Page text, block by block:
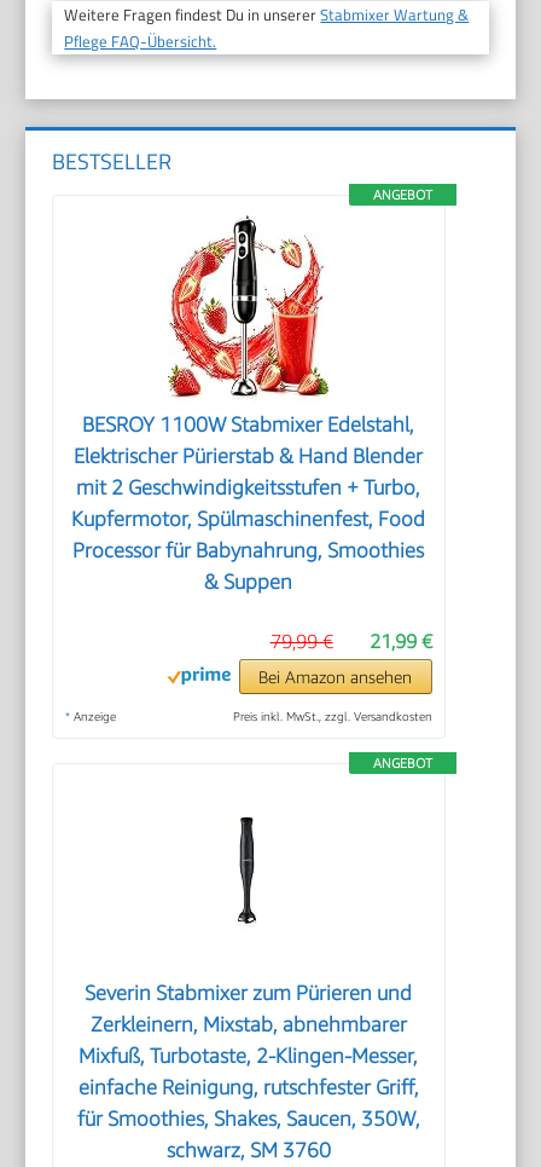
Weitere Fragen findest Du in unsererStabmixer Wartung &
Pflege FAQ-Übersicht.
BESTSELLER
ANGEBOT
BESROY 1100W Stabmixer Edelstahl,
Elektrischer Pürierstab & Hand Blender
mit 2 Geschwindigkeitsstufen + Turbo,
Kupfermotor, Spülmaschinenfest, Food
Processor für Babynahrung, Smoothies
& Suppen
21,99 €
79,99 €
Bei Amazon ansehen
* Anzeige Preis inkl. MwSt., zzgl. Versandkosten
ANGEBOT
Severin Stabmixer zum Pürieren und
Zerkleinern, Mixstab, abnehmbarer
Mixfuß, Turbotaste, 2-Klingen-Messer,
einfache Reinigung, rutschfester Griff,
für Smoothies, Shakes, Saucen, 350W,
schwarz, SM 3760